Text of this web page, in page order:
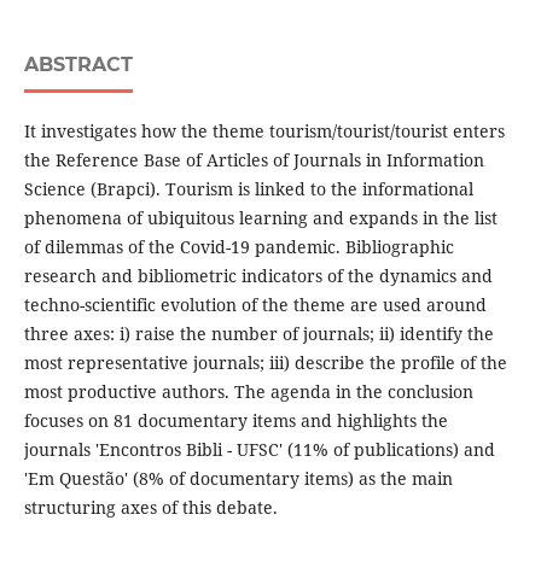
ABSTRACT
It investigates how the theme tourism/tourist/tourist enters
the Reference Base of Articles of Journals in Information
Science (Brapci). Tourism is linked to the informational
phenomena of ubiquitous learning and expands in the list
of dilemmas of the Covid-19 pandemic. Bibliographic
research and bibliometric indicators of the dynamics and
techno-scientific evolution of the theme are used around
three axes: i) raise the number of journals; ii) identify the
most representative journals; iii) describe the profile of the
most productive authors. The agenda in the conclusion
focuses on 81 documentary items and highlights the
journals 'Encontros Bibli - UFSC' (11% of publications) and
'Em Questão' (8% of documentary items) as the main
structuring axes of this debate.